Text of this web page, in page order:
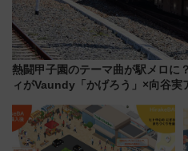
熱闘甲子園のテーマ曲が駅メロに
ィがVaundy「かげろう」×向谷実